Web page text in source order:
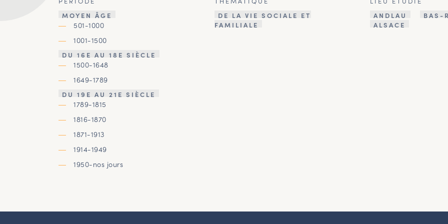
MOYEN ÂGE
501-1000
1001-1500
DU 16E AU 18E SIÈCLE
1500-1648
1649-1789
DU 19E AU 21E SIÈCLE
1789-1815
1816-1870
1871-1913
1914-1949
1950-nos jours
DE LA VIE SOCIALE ET
FAMILIALE
ANDLAU
BAS-
ALSACE